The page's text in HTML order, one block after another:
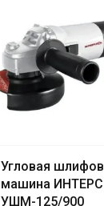
Угловая
машина
УШМ-125/900